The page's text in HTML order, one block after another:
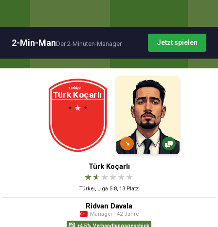
2-Min-ManDer 2-Minuten-Manager Jetzt spielen
↘
Türk Koçarlı
★★ ★ ★ ★ ★
Türkei, Liga 5.8, 13.Platz
Ridvan Davala
Manager · 42 Jahre